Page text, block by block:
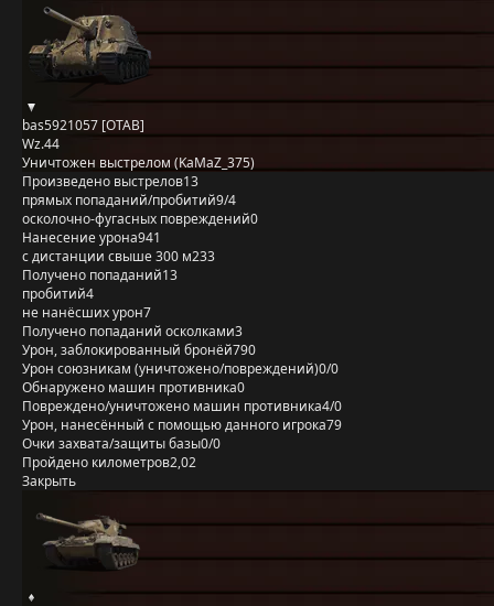
bas5921057 [OTAB]
Wz.44
Уничтожен выстрелом (KaMaZ_375)
Произведено выстрелов13
прямых попаданий/пробитий9/4
осколочно-фугасных повреждений0
Нанесение урона941
с дистанции свыше 300 м233
Получено попаданий13
пробитий4
не нанёсших урон7
Получено попаданий осколками3
Урон, заблокированный бронёй790
Урон союзникам (уничтожено/повреждений)0/0
Обнаружено машин противника0
Повреждено/уничтожено машин противника4/0
Урон, нанесённый с помощью данного игрока79
Очки захвата/защиты базы0/0
Пройдено километров2,02
Закрыть